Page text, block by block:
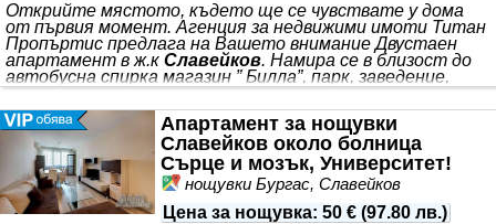
Открийте мястото, където ще се чувствате у дома
от първия момент. Агенция за недвижими имоти Титан
Пропъртис предлага на Вашето внимание Двустаен
апартамент в ж.к Славейков. Намира се в близост до
автобусна спирка магазин ” Билла”, парк, заведение,
салони за красота, банка, пекарна и др. Ситуиран е на 5-
ти жилищен етаж от общо 8 с асансьор. Имота
разполага с жилищна площ 121кв.м, разгърната в
следното разпределение: входно антре, хол с бокс
кухня, спалня, баня с тоалетна и тераса. Жилището се
предлага напълно обзаведено и оборудвано. Настилка:
ламинат, гранитогрес Изложение
Апартамент за нощувки
Славейков около болница
Сърце и мозък, Университет!
нощувки Бургас, Славейков
Цена за нощувка: 50 € (97.80 лв.)